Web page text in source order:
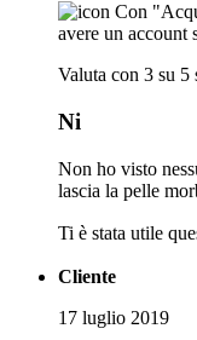
Con
avere un account
Valuta con 3 su 5
Ni
Non ho visto
lascia la pelle
Ti è stata utile
Cliente
17 luglio 2019